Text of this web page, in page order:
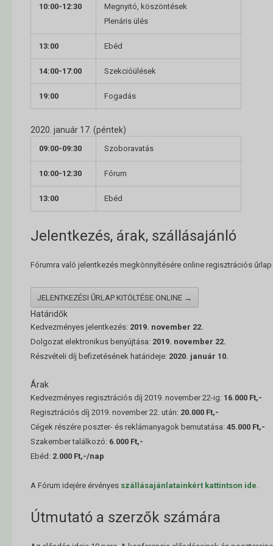
10:00-12:30
Megnyitó, köszöntések
Plenáris ülés
13:00 Ebéd
14:00-17:00 Szekcióülések
19:00 Fogadás
2020. január 17. (péntek)
09:00-09:30 Szoboravatás
10:00-12:30 Fórum
13:00 Ebéd
Jelentkezés, árak, szállásajánló
Fórumra való jelentkezés megkönnyítésére online regisztrációs
JELENTKEZÉSI ŰRLAP KITÖLTÉSE ONLINE →
Határidők
Kedvezményes jelentkezés: 2019. november 22.
Dolgozat elektronikus benyújtása: 2019. november 22.
Részvételi díj befizetésének határideje: 2020. január 10.
Árak
Kedvezményes regisztrációs díj 2019. november 22-ig: 16.000 Ft,-
Regisztrációs díj 2019. november 22. után: 20.000 Ft,-
Cégek részére poszter- és reklámanyagok bemutatása: 45.000 Ft,-
Szakember találkozó: 6.000 Ft,-
Ebéd: 2.000 Ft,-/nap
A Fórum idejére érvényes szállásajánlatainkért kattintson ide.
Útmutató a szerzők számára